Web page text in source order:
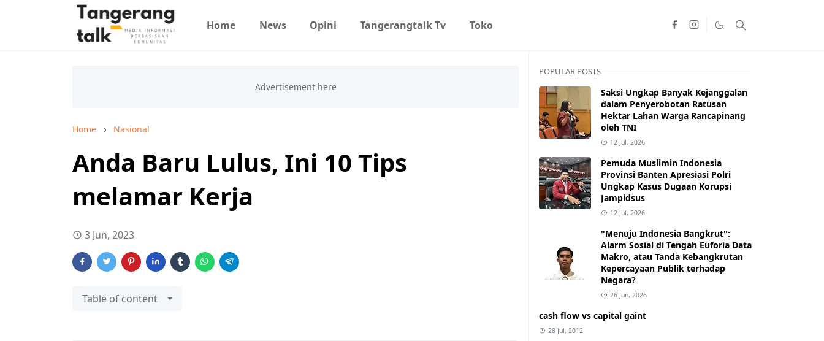
Home News Opini Tangerangtalk Tv Toko
Home Nasional
Anda Baru Lulus, Ini 10 Tips
melamar Kerja
3 Jun, 2023
Table of content
POPULAR POSTS
Saksi Ungkap Banyak Kejanggalan
dalam Penyerobotan Ratusan
Hektar Lahan Warga Rancapinang
oleh TNI
12 Jul, 2026
Pemuda Muslimin Indonesia
Provinsi Banten Apresiasi Polri
Ungkap Kasus Dugaan Korupsi
Jampidsus
12 Jul, 2026
"Menuju Indonesia Bangkrut":
Alarm Sosial di Tengah Euforia Data
Makro, atau Tanda Kebangkrutan
Kepercayaan Publik terhadap
Negara?
26 Jun, 2026
cash flow vs capital gaint
28 Jul, 2012